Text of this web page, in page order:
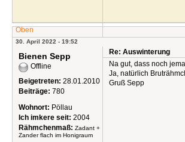
Oben
30. April 2022 - 19:52
Bienen Sepp
Offline
Beigetreten: 28.01.2010
Beiträge: 780
Wohnort: Pöllau
Ich imkere seit: 2004
Rähmchenmaß: Zadant +
Zander flach im Honigraum
Re: Auswinterung
Na gut, dass noch
Ja, natürlich
Gruß Sepp